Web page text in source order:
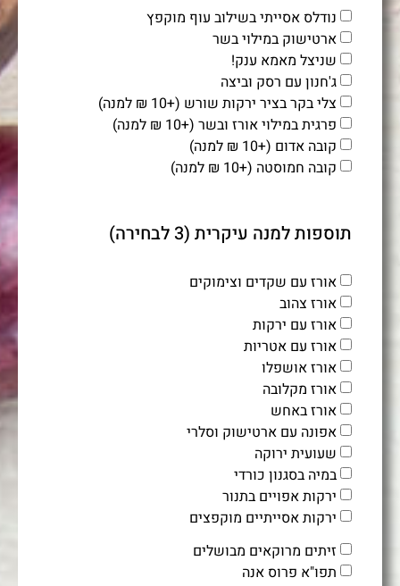
נודלס אסייתי בשילוב עוף מוקפץ
ארטישוק במילוי בשר
שניצל מאמא ענק!
ג'חנון עם רסק וביצה
צלי בקר בציר ירקות שורש (+10 ₪ למנה)
פרגית במילוי אורז ובשר (+10 ₪ למנה)
קובה אדום (+10 ₪ למנה)
קובה חמוסטה (+10 ₪ למנה)
תוספות למנה עיקרית (3 לבחירה)
אורז עם שקדים וצימוקים
אורז צהוב
אורז עם ירקות
אורז עם אטריות
אורז אושפלו
אורז מקלובה
אורז באחש
אפונה עם ארטישוק וסלרי
שעועית ירוקה
במיה בסגנון כורדי
ירקות אפויים בתנור
ירקות אסייתיים מוקפצים
זיתים מרוקאים מבושלים
תפו"א פרוס אנה